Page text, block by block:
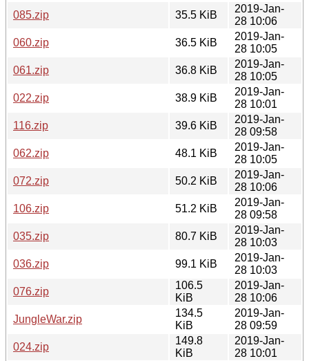
085.zip
35.5 KiB
2019-Jan-
28 10:06
060.zip
36.5 KiB
2019-Jan-
28 10:05
061.zip
36.8 KiB
2019-Jan-
28 10:05
022.zip
38.9 KiB
2019-Jan-
28 10:01
116.zip
39.6 KiB
2019-Jan-
28 09:58
062.zip
48.1 KiB
2019-Jan-
28 10:05
072.zip
50.2 KiB
2019-Jan-
28 10:06
106.zip
51.2 KiB
2019-Jan-
28 09:58
035.zip
80.7 KiB
2019-Jan-
28 10:03
036.zip
99.1 KiB
2019-Jan-
28 10:03
076.zip
106.5
KiB
2019-Jan-
28 10:06
JungleWar.zip
134.5
KiB
2019-Jan-
28 09:59
024.zip
149.8
KiB
2019-Jan-
28 10:01